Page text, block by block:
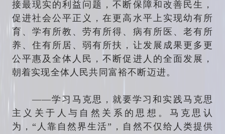
接最现实的利益问题，不断保障和改善民生，
促进社会公平正义，在更高水平上实现幼有所
育、学有所教、劳有所得、病有所医、老有所
养、住有所居、弱有所扶，让发展成果更多更
公平惠及全体人民，不断促进人的全面发展，
朝着实现全体人民共同富裕不断迈进。
——学习马克思，就要学习和实践马克思
主义关于人与自然关系的思想。马克思认
为，“人靠自然界生活”，自然不仅给人类提供